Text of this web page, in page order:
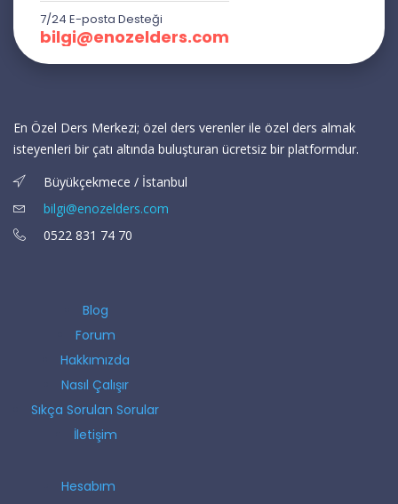
7/24 E-posta Desteği
bilgi@enozelders.com
En Özel Ders Merkezi; özel ders verenler ile özel ders almak
isteyenleri bir çatı altında buluşturan ücretsiz bir platformdur.
Büyükçekmece / İstanbul
bilgi@enozelders.com
0522 831 74 70
Blog
Forum
Hakkımızda
Nasıl Çalışır
Sıkça Sorulan Sorular
İletişim
Hesabım